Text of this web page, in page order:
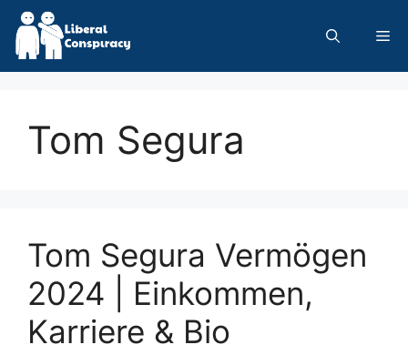
Skip
content
Tom Segura
Tom Segura Vermögen
2024 | Einkommen,
Karriere & Bio